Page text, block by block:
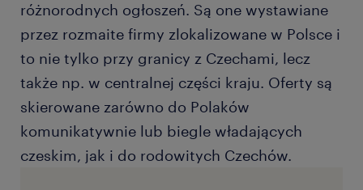
różnorodnych ogłoszeń. Są one wystawiane
przez rozmaite firmy zlokalizowane w Polsce i
to nie tylko przy granicy z Czechami, lecz
także np. w centralnej części kraju. Oferty są
skierowane zarówno do Polaków
komunikatywnie lub biegle władających
czeskim, jak i do rodowitych Czechów.